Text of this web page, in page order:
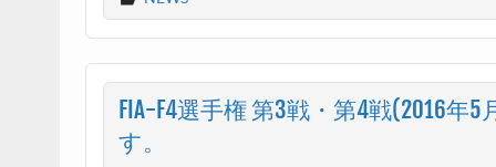
FIA-F4選手権 第3戦・第4戦(2016
す。